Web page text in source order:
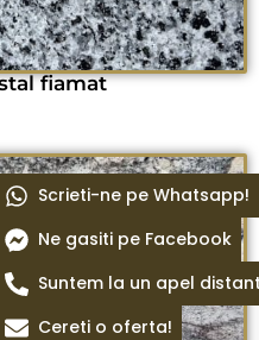
fiamat
Scrieti-ne pe Whatsapp!
Ne gasiti pe Facebook
Suntem la un apel
Cereti o oferta!